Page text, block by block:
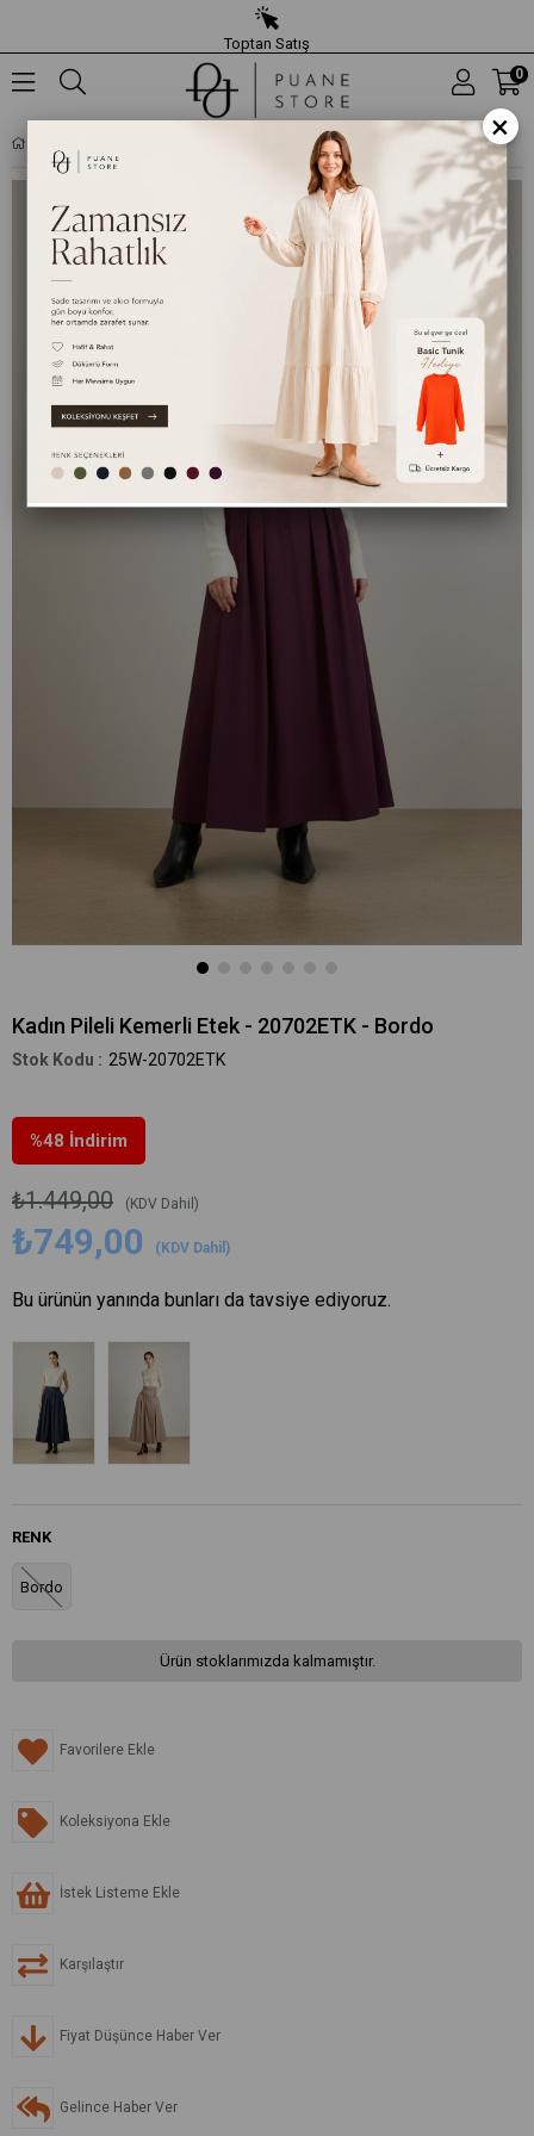
Toptan Satış
0
Kadın Pileli Kemerli Etek - 20702ETK - Bordo
25W-20702ETK
%48 İndirim
₺1.449,00 (KDV Dahil)
₺749,00 (KDV Dahil)
Bu ürünün yanında bunları da tavsiye ediyoruz.
RENK
Bordo
Ürün stoklarımızda kalmamıştır.
Favorilere Ekle
Koleksiyona Ekle
İstek Listeme Ekle
Karşılaştır
Fiyat Düşünce Haber Ver
Gelince Haber Ver
×